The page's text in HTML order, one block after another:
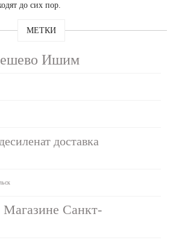
до сих пор.
МЕТКИ
Ишим
доставка
Санкт-